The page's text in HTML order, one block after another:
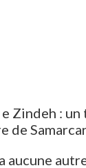
Zindeh :
de
aucune